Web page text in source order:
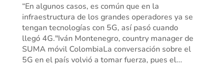
“En algunos casos, es común que en la
infraestructura de los grandes operadores ya se
tengan tecnologías con 5G, así pasó cuando
llegó 4G."Iván Montenegro, country manager de
SUMA móvil ColombiaLa conversación sobre el
5G en el país volvió a tomar fuerza, pues el...